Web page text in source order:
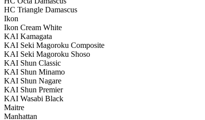
HC Triangle Damascus
Ikon
Ikon Cream White
KAI Kamagata
KAI Seki Magoroku Composite
KAI Seki Magoroku Shoso
KAI Shun Classic
KAI Shun Minamo
KAI Shun Nagare
KAI Shun Premier
KAI Wasabi Black
Maitre
Manhattan